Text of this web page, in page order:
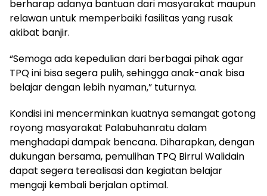
berharap adanya bantuan dari masyarakat maupun
relawan untuk memperbaiki fasilitas yang rusak
akibat banjir.
“Semoga ada kepedulian dari berbagai pihak agar
TPQ ini bisa segera pulih, sehingga anak-anak bisa
belajar dengan lebih nyaman,” tuturnya.
Kondisi ini mencerminkan kuatnya semangat gotong
royong masyarakat Palabuhanratu dalam
menghadapi dampak bencana. Diharapkan, dengan
dukungan bersama, pemulihan TPQ Birrul Walidain
dapat segera terealisasi dan kegiatan belajar
mengaji kembali berjalan optimal.